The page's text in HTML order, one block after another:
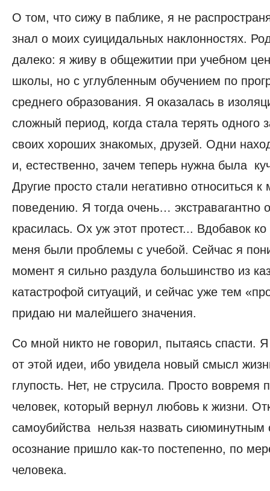
О том, что сижу в паблике, я не
знал о моих суицидальных наклонностях.
далеко: я живу в общежитии при учебном
школы, но с углубленным обучением по
среднего образования. Я оказалась в
сложный период, когда стала терять одного
своих хороших знакомых, друзей. Одни
и, естественно, зачем теперь нужна была
Другие просто стали негативно относиться
поведению. Я тогда очень… экстравагантно
красилась. Ох уж этот протест... Вдобавок
меня были проблемы с учебой. Сейчас я
момент я сильно раздула большинство из
катастрофой ситуаций, и сейчас уже тем
придаю ни малейшего значения.
Со мной никто не говорил, пытаясь спасти.
от этой идеи, ибо увидела новый смысл
глупость. Нет, не струсила. Просто вовремя
человек, который вернул любовь к жизни.
самоубийства нельзя назвать сиюминутным
осознание пришло как-то постепенно, по
человека.